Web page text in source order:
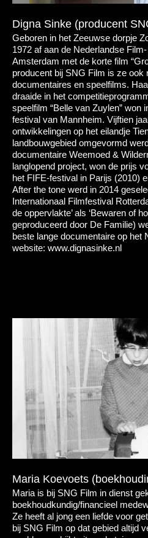
Digna Sinke (producent
Geboren in het Zeeuwse dorpje
1972 af aan de Nederlandse
Amsterdam met de korte film
producent bij SNG Film is ze ook
documentaires en speelfilms.
draaide in het
speelfilm “Belle van Zuylen” won
festival van Mannheim. Vijftien
ontwikkelingen op het eilandje
landbouwgebied omgevormd
documentaire Weemoed &
langlopend project, won de prijs
het FIFE-festival in Parijs (2010)
After the tone werd in 2014
Internationaal Filmfestival
de oppervlakte’ als ‘Bewaren of
geproduceerd door De Familie)
beste lange documentaire op het
website: www.dignasinke.nl
Maria Koevoets
Maria is bij SNG Film in dienst
boekhoudkundig/financieel
Ze heeft al jong een liefde voor
bij SNG Film op dat gebied altijd